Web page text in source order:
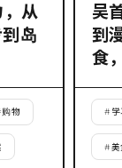
，从
岛
购物
吴
到
食
# 学
#美